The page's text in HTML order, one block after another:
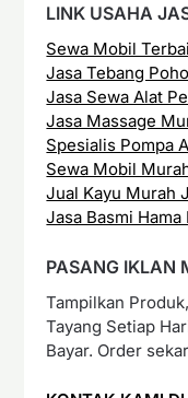
LINK USAHA
Sewa Mobil
Jasa Tebang
Jasa Sewa Alat
Jasa Massage
Spesialis Pompa
Sewa Mobil
Jual Kayu Murah
Jasa Basmi Hama
PASANG IKLAN
Tampilkan
Tayang Setiap
Bayar. Order